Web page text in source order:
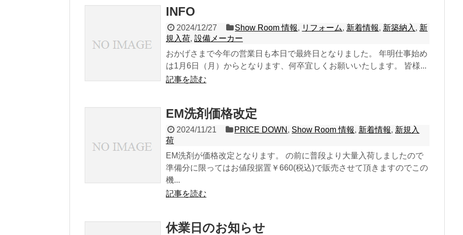
INFO
2024/12/27 Show Room 情報, リフォーム, 新着情報, 新築納入 , 新
規入荷, 設備メーカー
おかげさまで今年の営業日も本日で最終日となりました。 年明仕事始め
は1月6日（月）からとなります、何卒宜しくお願いいたします。 皆様...
記事を読む
EM洗剤価格改定
2024/11/21 PRICE DOWN , Show Room 情報, 新着情報, 新規入
荷
EM洗剤が価格改定となります。 の前に普段より大量入荷しましたので
準備分に限ってはお値段据置￥660(税込)で販売させて頂きますのでこの
機...
記事を読む
休業日のお知らせ